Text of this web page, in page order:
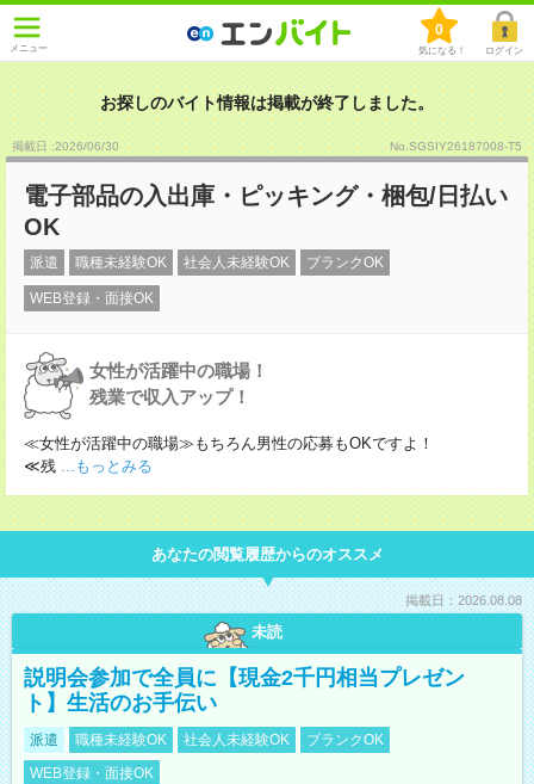
メニュー
0
気になる！ ログイン
お探しのバイト情報は掲載が終了しました。
掲載日 :2026/06/30 No.SGSIY26187008-T5
電子部品の入出庫・ピッキング・梱包/日払い
OK
派遣 職種未経験OK 社会人未経験OK ブランクOK
WEB登録・面接OK
女性が活躍中の職場！
残業で収入アップ！
≪女性が活躍中の職場≫もちろん男性の応募もOKですよ！
≪残 ...もっとみる
あなたの閲覧履歴からのオススメ
掲載日：2026.08.08
未読
説明会参加で全員に【現金2千円相当プレゼン
ト】生活のお手伝い
派遣 職種未経験OK 社会人未経験OK
ブランクOK
WEB登録・面接OK